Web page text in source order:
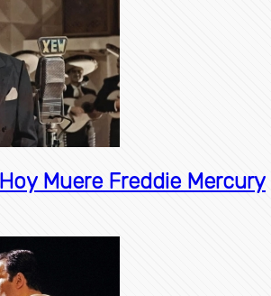
Muere Freddie Mercury